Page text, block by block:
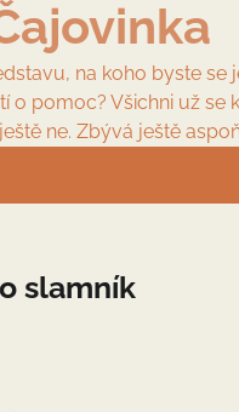
na koho byste se
o pomoc? Všichni už se
ne. Zbývá ještě
slamník